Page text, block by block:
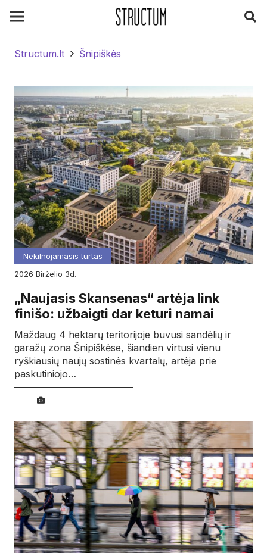
Structum.lt Šnipiškės
Nekilnojamasis turtas
2026
birželio 3d.
„Naujasis Skansenas“ artėja link
finišo: užbaigti dar keturi namai
Maždaug 4 hektarų teritorijoje buvusi sandėlių ir
garažų zona Šnipiškėse, šiandien virtusi vienu
ryškiausių naujų sostinės kvartalų, artėja prie
paskutiniojo…